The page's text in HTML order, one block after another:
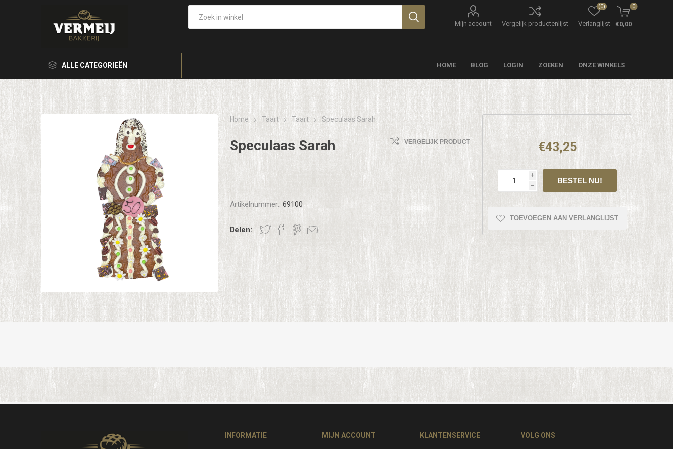
Mijn account Vergelijk productenlijst Verlanglijst
(0) 0
€0,00
ALLE CATEGORIEËN HOME BLOG LOGIN ZOEKEN ONZE WINKELS
Home Taart Taart Speculaas Sarah
Speculaas Sarah VERGELIJK PRODUCT
Artikelnummer:: 69100
Delen:
€43,25
i
h
TOEVOEGEN AAN VERLANGLIJST
INFORMATIE MIJN ACCOUNT KLANTENSERVICE VOLG ONS